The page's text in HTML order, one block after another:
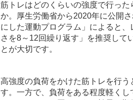
筋トレはどのくらいの強度で行っ
か。厚生労働省から2020年に公開
にした運動プログラム」によると
さを8～12回繰り返す」を推奨して
とが大切です。
高強度の負荷をかけた筋トレを行
す。一方で、負荷をある程度軽く